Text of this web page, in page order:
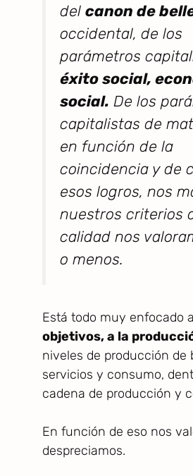
del canon de
occidental, de los
parámetros
éxito social,
social. De los
capitalistas de
en función de la
coincidencia y de
esos logros, nos
nuestros criterios
calidad nos
o menos.
Está todo muy enfocado
objetivos, a la
niveles de producción de
servicios y consumo,
cadena de producción y
En función de eso nos
despreciamos.